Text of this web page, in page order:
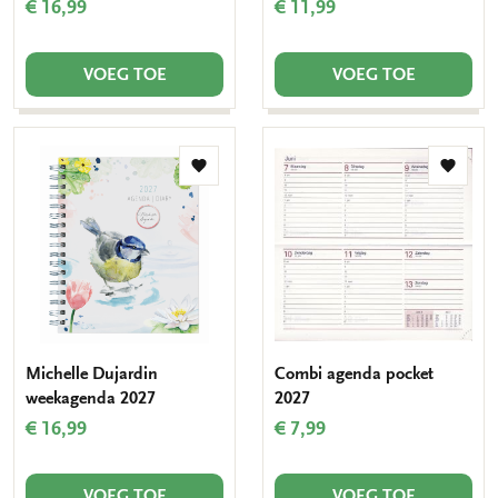
€ 16,99
VOEG TOE
€ 11,99
VOEG TOE
Toevoegen
Michelle Dujardin
weekagenda 2027
€ 16,99
aan
Combi agenda pocket
2027
€ 7,99